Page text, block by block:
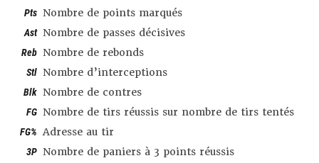
Pts Nombre de points marqués
Ast Nombre de passes décisives
Reb Nombre de rebonds
Stl Nombre d’interceptions
Blk Nombre de contres
FG Nombre de tirs réussis sur nombre de tirs tentés
FG% Adresse au tir
3P Nombre de paniers à 3 points réussis